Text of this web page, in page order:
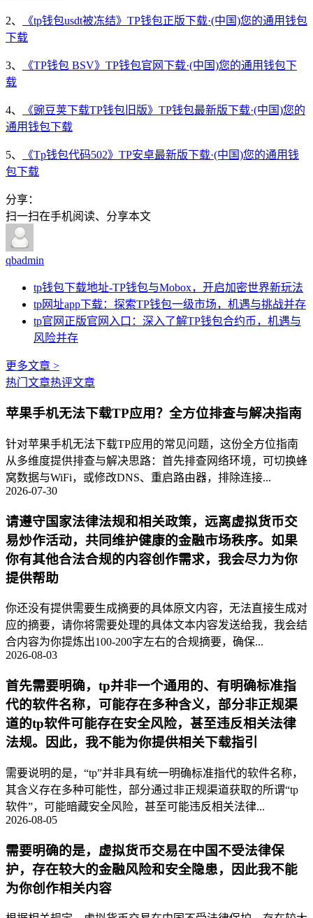
2、
《tp钱包usdt被冻结》TP钱包正版下载·(中国)您的通用钱包
下载
3、
《TP钱包 BSV》TP钱包官网下载·(中国)您的通用钱包下
载
4、
《豌豆荚下载TP钱包旧版》TP钱包最新版下载·(中国)您的
通用钱包下载
5、
《Tp钱包代码502》TP安卓最新版下载·(中国)您的通用钱
包下载
分享：
扫一扫在手机阅读、分享本文
qbadmin
tp钱包下载地址-TP钱包与Mobox，开启加密世界新玩法
tp网址app下载：探索TP钱包一级市场，机遇与挑战并存
tp官网正版官网入口：深入了解TP钱包合约币，机遇与
风险并存
更多文章 >
热门文章热评文章
苹果手机无法下载TP应用？全方位排查与解决指南
针对苹果手机无法下载TP应用的常见问题，这份全方位指南
从多维度提供排查与解决思路：首先排查网络环境，可切换蜂
窝数据与WiFi，或修改DNS、重启路由器，排除连接...
2026-07-30
请遵守国家法律法规和相关政策，远离虚拟货币交
易炒作活动，共同维护健康的金融市场秩序。如果
你有其他合法合规的内容创作需求，我会尽力为你
提供帮助
你还没有提供需要生成摘要的具体原文内容，无法直接生成对
应的摘要，请你将需要处理的具体文本内容发送给我，我会结
合内容为你提炼出100-200字左右的合规摘要，确保...
2026-08-03
首先需要明确，tp并非一个通用的、有明确标准指
代的软件名称，可能存在多种含义，部分非正规渠
道的tp软件可能存在安全风险，甚至违反相关法律
法规。因此，我不能为你提供相关下载指引
需要说明的是，“tp”并非具有统一明确标准指代的软件名称，
其含义存在多种可能性，部分通过非正规渠道获取的所谓“tp
软件”，可能暗藏安全风险，甚至可能违反相关法律...
2026-08-05
需要明确的是，虚拟货币交易在中国不受法律保
护，存在较大的金融风险和安全隐患，因此我不能
为你创作相关内容